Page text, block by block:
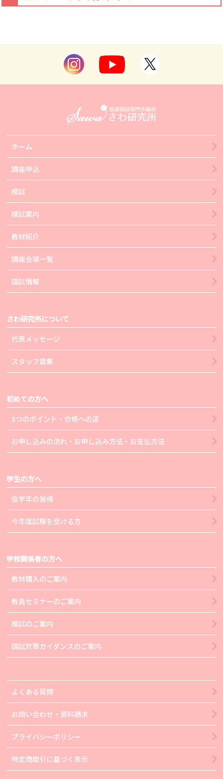
ホーム
講座申込
模試
模試案内
教材紹介
講座会場一覧
国試情報
さわ研究所について
代表メッセージ
スタッフ募集
初めての方へ
3つのポイント・合格への道
お申し込みの流れ・お申し込み方法・お支払方法
学生の方へ
低学年の皆様
今年度試験を受ける方
学校関係者の方へ
教材購入のご案内
教員セミナーのご案内
模試のご案内
国試対策ガイダンスのご案内
よくある質問
お問い合わせ・資料請求
プライバシーポリシー
特定商取引に基づく表示